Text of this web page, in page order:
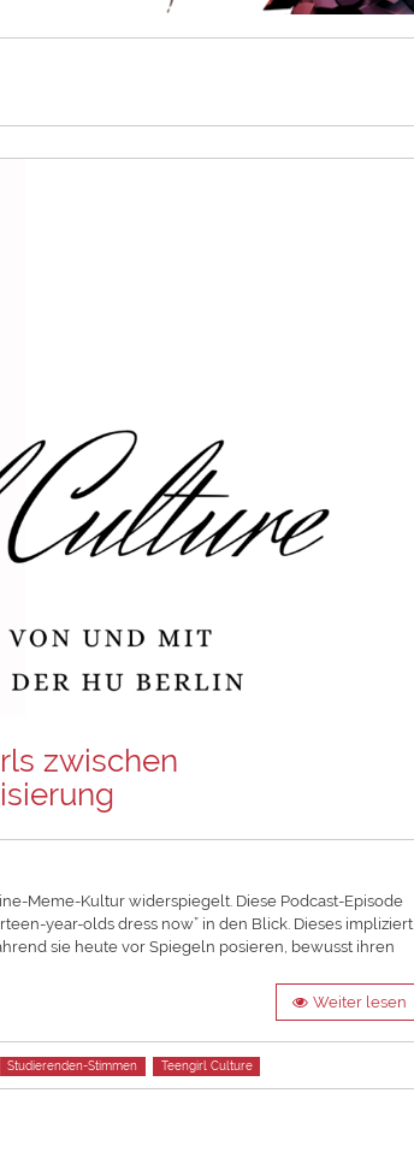
zwischen
Meme-Kultur widerspiegelt. Diese Podcast-Episode
year-olds dress now” in den Blick. Dieses impliziert,
sie heute vor Spiegeln posieren, bewusst ihren
Weiter lesen
Studierenden-Stimmen Teengirl Culture